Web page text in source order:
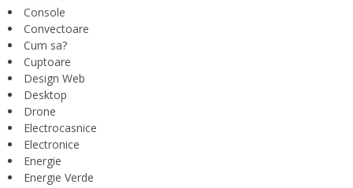
Console
Convectoare
Cum sa?
Cuptoare
Design Web
Desktop
Drone
Electrocasnice
Electronice
Energie
Energie Verde